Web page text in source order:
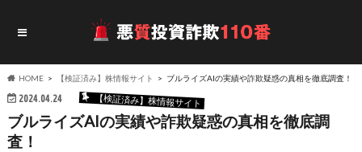
HOME 【検証済み】株情報サイト ブルライズAIの実績や詐欺疑惑の真相を徹底調査！
2024.04.24 【検証済み】株情報サイト
ブルライズAIの実績や詐欺疑惑の真相を徹底調
査！